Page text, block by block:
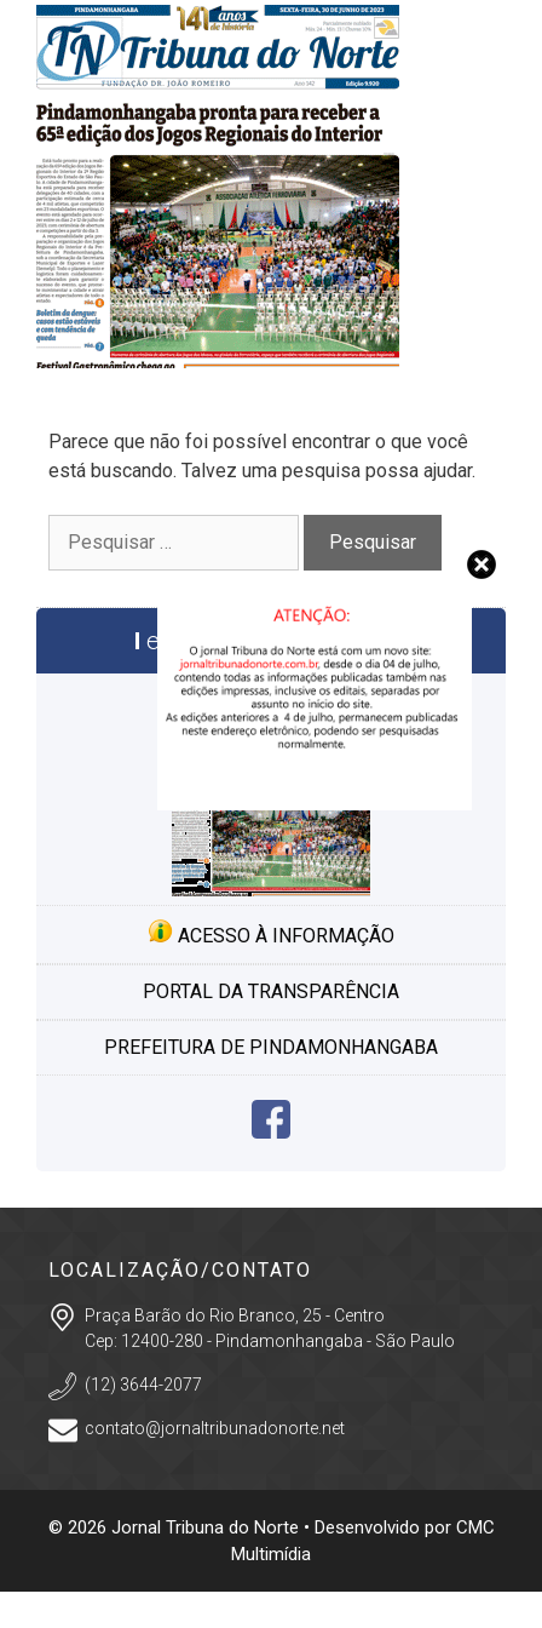
Parece que não foi possível encontrar o que você
está buscando. Talvez uma pesquisa possa ajudar.
por:
edições anteriores
ACESSO À INFORMAÇÃO
PORTAL DA TRANSPARÊNCIA
PREFEITURA DE PINDAMONHANGABA
LOCALIZAÇÃO/CONTATO
Praça Barão do Rio Branco, 25 - Centro
Cep: 12400-280 - Pindamonhangaba - São Paulo
(12) 3644-2077
contato@jornaltribunadonorte.net
© 2026 Jornal Tribuna do Norte • Desenvolvido por CMC
Multimídia